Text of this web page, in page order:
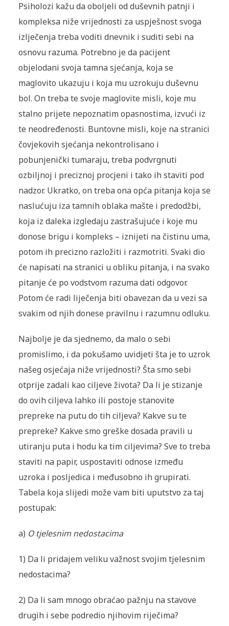
Psiholozi kažu da oboljeli od duševnih patnji i
kompleksa niže vrijednosti za uspješnost svoga
izlječenja treba voditi dnevnik i suditi sebi na
osnovu razuma. Potrebno je da pacijent
objelodani svoja tamna sjećanja, koja se
maglovito ukazuju i koja mu uzrokuju duševnu
bol. On treba te svoje maglovite misli, koje mu
stalno prijete nepoznatim opasnostima, izvući iz
te neodređenosti. Buntovne misli, koje na stranici
čovjekovih sjećanja nekontrolisano i
pobunjenički tumaraju, treba podvrgnuti
ozbiljnoj i preciznoj procjeni i tako ih staviti pod
nadzor. Ukratko, on treba ona opća pitanja koja se
naslućuju iza tamnih oblaka mašte i predodžbi,
koja iz daleka izgledaju zastrašujuće i koje mu
donose brigu i kompleks – iznijeti na čistinu uma,
potom ih precizno razložiti i razmotriti. Svaki dio
će napisati na stranici u obliku pitanja, i na svako
pitanje će po vodstvom razuma dati odgovor.
Potom će radi liječenja biti obavezan da u vezi sa
svakim od njih donese pravilnu i razumnu odluku.
Najbolje je da sjednemo, da malo o sebi
promislimo, i da pokušamo uvidjeti šta je to uzrok
našeg osjećaja niže vrijednosti? Šta smo sebi
otprije zadali kao ciljeve života? Da li je stizanje
do ovih ciljeva lahko ili postoje stanovite
prepreke na putu do tih ciljeva? Kakve su te
prepreke? Kakve smo greške dosada pravili u
utiranju puta i hodu ka tim ciljevima? Sve to treba
staviti na papir, uspostaviti odnose između
uzroka i posljedica i međusobno ih grupirati.
Tabela koja slijedi može vam biti uputstvo za taj
postupak:
a) O tjelesnim nedostacima
1) Da li pridajem veliku važnost svojim tjelesnim
nedostacima?
2) Da li sam mnogo obraćao pažnju na stavove
drugih i sebe podredio njihovim riječima?